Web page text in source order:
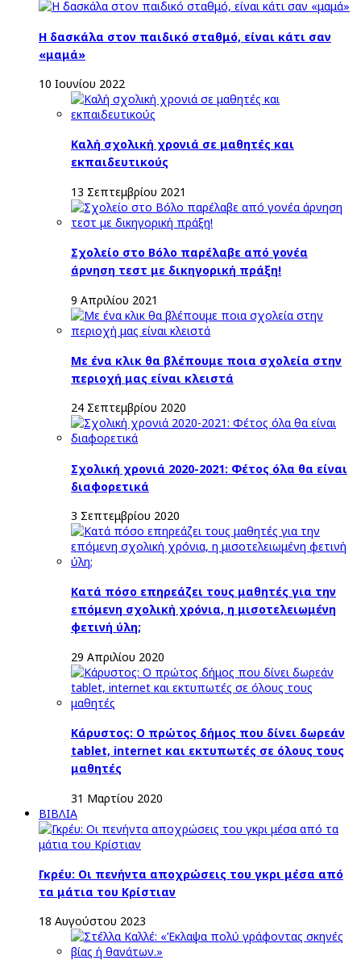
Η δασκάλα στον παιδικό σταθμό, είναι κάτι σαν
«μαμά»
10 Ιουνίου 2022
Καλή σχολική χρονιά σε μαθητές και
εκπαιδευτικούς
13 Σεπτεμβρίου 2021
Σχολείο στο Βόλο παρέλαβε από γονέα
άρνηση τεστ με δικηγορική πράξη!
9 Απριλίου 2021
Με ένα κλικ θα βλέπουμε ποια σχολεία στην
περιοχή μας είναι κλειστά
24 Σεπτεμβρίου 2020
Σχολική χρονιά 2020-2021: Φέτος όλα θα είναι
διαφορετικά
3 Σεπτεμβρίου 2020
Κατά πόσο επηρεάζει τους μαθητές για την
επόμενη σχολική χρόνια, η μισοτελειωμένη
φετινή ύλη;
29 Απριλίου 2020
Κάρυστος: Ο πρώτος δήμος που δίνει δωρεάν
tablet, internet και εκτυπωτές σε όλους τους
μαθητές
31 Μαρτίου 2020
ΒΙΒΛΙΑ
Γκρέυ: Οι πενήντα αποχρώσεις του γκρι μέσα από
τα μάτια του Κρίστιαν
18 Αυγούστου 2023